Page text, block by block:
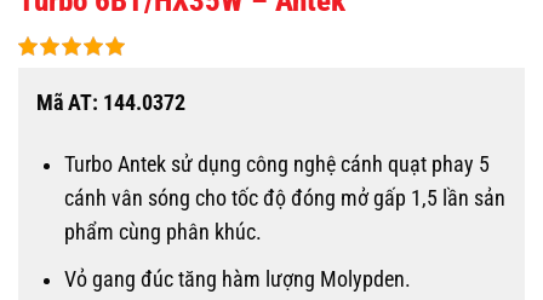
Mã AT: 144.0372
Turbo Antek sử dụng công nghệ cánh quạt phay 5
cánh vân sóng cho tốc độ đóng mở gấp 1,5 lần sản
phẩm cùng phân khúc.
Vỏ gang đúc tăng hàm lượng Molypden.